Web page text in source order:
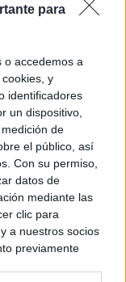
para
o accedemos a
y
identificadores
un dispositivo,
de
el público, así
Con su permiso,
datos de
mediante las
clic para
a nuestros socios
previamente